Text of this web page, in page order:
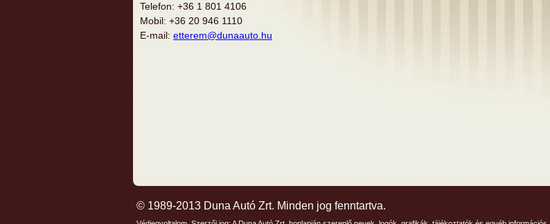
Telefon: +36 1 801 4106
Mobil: +36 20 946 1110
E-mail: etterem@dunaauto.hu
© 1989-2013 Duna Autó Zrt. Minden jog fenntartva.